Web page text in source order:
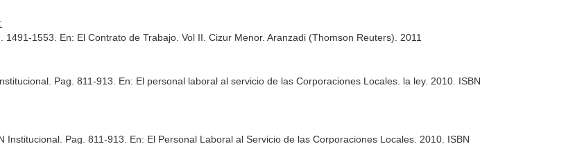
1491-1553. En: El Contrato de Trabajo. Vol II . Cizur Menor. Aranzadi (Thomson Reuters). 2011
Pag. 811-913. En: El personal laboral al servicio de las Corporaciones Locales . la ley. 2010. ISBN
Institucional. Pag. 811-913. En: El Personal Laboral al Servicio de las Corporaciones Locales . 2010. ISBN